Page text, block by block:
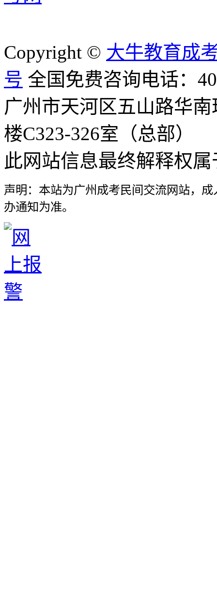
Copyright © 大牛教育成
号 全国免费咨询电话：
广州市天河区五山路华
楼C323-326室（总部）
此网站信息最终解释权
声明：本站为广州成考民间交流网站，
办通知为准。